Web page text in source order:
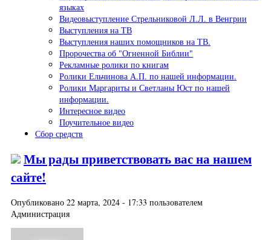
языках
Видеовыступление Стрельниковой Л.Л. в Венгрии
Выступления на ТВ
Выступления наших помощников на ТВ.
Пророчества об "Огненной Библии"
Рекламные ролики по книгам
Ролики Ельчинова А.П. по нашей информации.
Ролики Маргариты и Светланы Юст по нашей
информации.
Интересное видео
Поучительное видео
Сбор средств
Мы рады приветствовать вас на нашем
сайте!
Опубликовано 22 марта, 2024 - 17:33 пользователем
Администрация